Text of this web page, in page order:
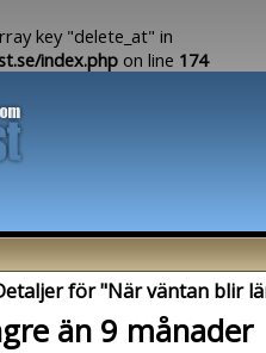
key "delete_at" in
index.php on line 174
för "När väntan blir
än 9 månader